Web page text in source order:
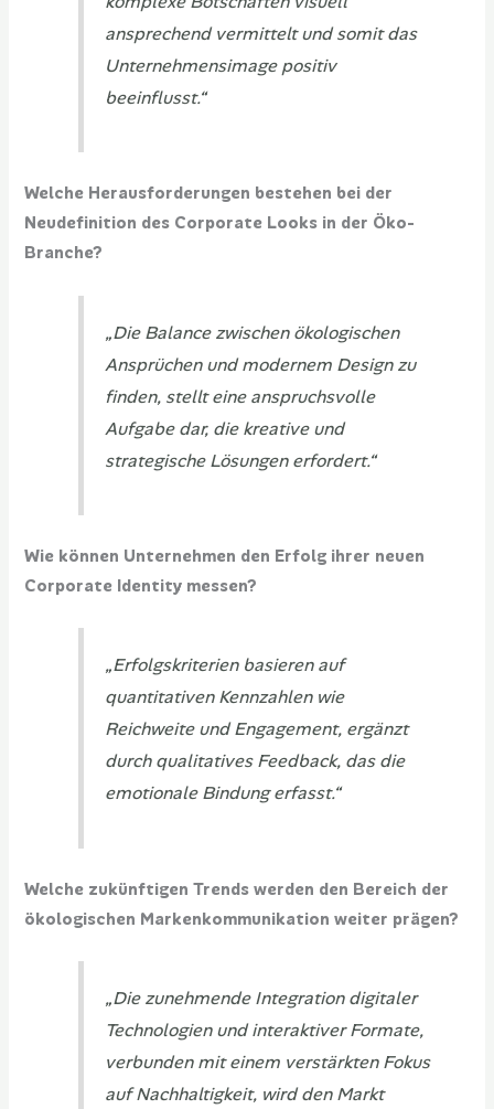
ansprechend vermittelt und somit das
Unternehmensimage positiv
beeinflusst.“
Welche Herausforderungen bestehen bei der
Neudefinition des Corporate Looks in der Öko-
Branche?
„Die Balance zwischen ökologischen
Ansprüchen und modernem Design zu
finden, stellt eine anspruchsvolle
Aufgabe dar, die kreative und
strategische Lösungen erfordert.“
Wie können Unternehmen den Erfolg ihrer neuen
Corporate Identity messen?
„Erfolgskriterien basieren auf
quantitativen Kennzahlen wie
Reichweite und Engagement, ergänzt
durch qualitatives Feedback, das die
emotionale Bindung erfasst.“
Welche zukünftigen Trends werden den Bereich der
ökologischen Markenkommunikation weiter prägen?
„Die zunehmende Integration digitaler
Technologien und interaktiver Formate,
verbunden mit einem verstärkten Fokus
auf Nachhaltigkeit, wird den Markt